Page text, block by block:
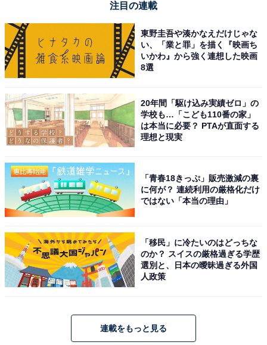
1
注目の連載
東野圭吾や湊かなえだけじゃな
い、「業と罪」を描く『映画ち
いかわ』から強く連想した映画
8選
20年間「駆け込み実績ゼロ」の
学校も…「こども110番の家」
は本当に必要？ PTAが直面する
理想と現実
「青春18きっぷ」販売激減の裏
に何が？ 連続利用の厳格化だけ
ではない「本当の理由」
「移民」に冷たいのはどっちな
のか？ スイスの厳格過ぎる学歴
選別と、日本の曖昧過ぎる外国
人政策
連載をもっと見る